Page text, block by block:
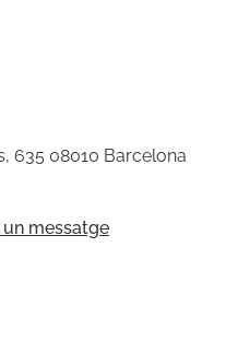
635 08010 Barcelona
messatge